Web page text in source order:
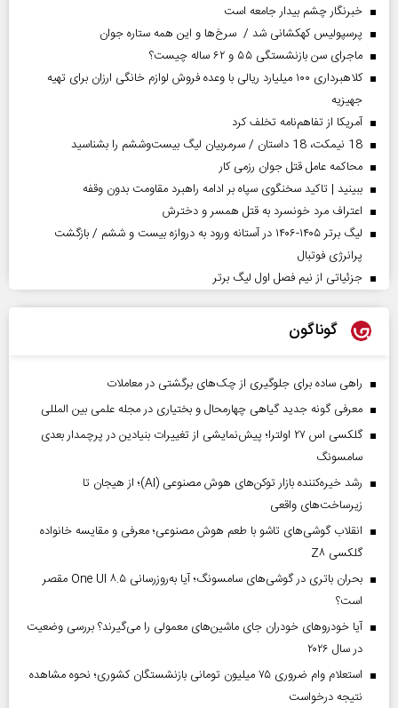
خبرنگار چشم بیدار جامعه است
پرسپولیس کهکشانی شد / سرخ‌ها و این همه ستاره جوان
ماجرای سن بازنشستگی ۵۵ و ۶۲ ساله چیست؟
کلاهبرداری ۱۰۰ میلیارد ریالی با وعده فروش لوازم خانگی ارزان برای تهیه
جهیزیه
آمریکا از تفاهم‌نامه تخلف کرد
18 نیمکت، 18 داستان / سرمربیان لیگ بیست‌وششم را بشناسید
محاکمه عامل قتل جوان رزمی کار
ببینید | تاکید سخنگوی سپاه بر ادامه راهبرد مقاومت بدون وقفه
اعتراف مرد خونسرد به قتل همسر و دخترش
لیگ برتر ۱۴۰۵-۱۴۰۶ در آستانه ورود به دروازه بیست و ششم / بازگشت
پرانرژی فوتبال
جزئیاتی از نیم فصل اول لیگ برتر
گوناگون
راهی ساده برای جلوگیری از چک‌های برگشتی در معاملات
معرفی گونه جدید گیاهی چهارمحال و بختیاری در مجله علمی بین المللی
گلکسی اس ۲۷ اولترا؛ پیش‌نمایشی از تغییرات بنیادین در پرچمدار بعدی
سامسونگ
رشد خیره‌کننده بازار توکن‌های هوش مصنوعی (AI)؛ از هیجان تا
زیرساخت‌های واقعی
انقلاب گوشی‌های تاشو‌ با طعم هوش مصنوعی؛ معرفی و مقایسه خانواده
گلکسی Z۸
بحران باتری در گوشی‌های سامسونگ؛ آیا به‌روزرسانی One UI ۸.۵ مقصر
است؟
آیا خودروهای خودران جای ماشین‌های معمولی را می‌گیرند؟ بررسی وضعیت
در سال ۲۰۲۶
استعلام وام ضروری ۷۵ میلیون تومانی بازنشستگان کشوری؛ نحوه مشاهده
نتیجه درخواست